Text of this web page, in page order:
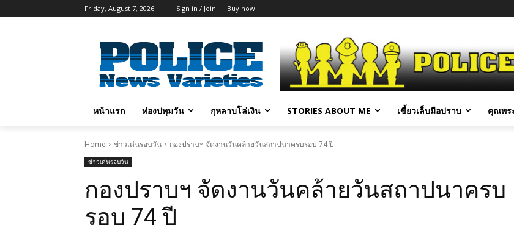
Friday, August 7, 2026 Sign in / Join Buy now!
หน้าแรก ท่องปทุมวัน กุหลาบโล่เงิน STORIES ABOUT ME เขี้ยวเล็บมือปราบ คุณพร
Home ข่าวเด่นรอบวัน กองปราบฯ จัดงานวันคล้ายวันสถาปนาครบรอบ 74 ปี
ข่าวเด่นรอบวัน
กองปราบฯ จัดงานวันคล้ายวันสถาปนาครบ
รอบ 74 ปี